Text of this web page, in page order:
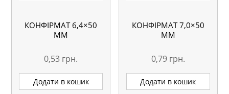
КОНФІРМАТ 6,4×50
MM
0,53 грн.
Додати в кошик
КОНФІРМАТ 7,0×50
MM
0,79 грн.
Додати в кошик